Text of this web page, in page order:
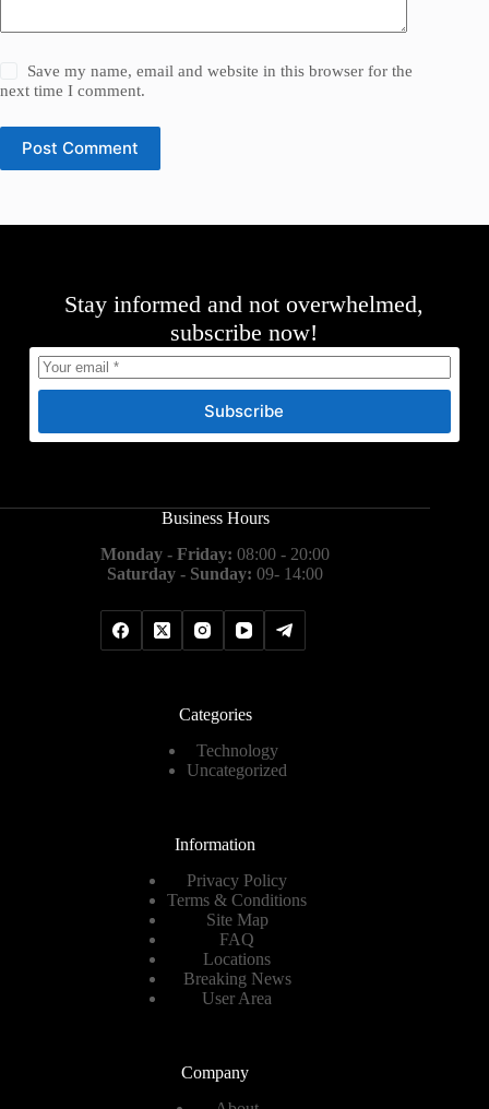
Save my name, email and website in this browser for the
next time I comment.
Post Comment
Stay informed and not overwhelmed,
subscribe now!
Subscribe
Business Hours
Monday - Friday: 08:00 - 20:00
Saturday - Sunday: 09- 14:00
Categories
Technology
Uncategorized
Information
Privacy Policy
Terms & Conditions
Site Map
FAQ
Locations
Breaking News
User Area
Company